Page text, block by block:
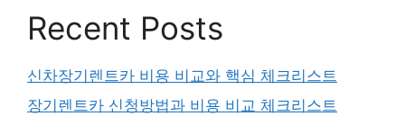
Recent Posts
신차장기렌트카 비용 비교와 핵심 체크리스트
장기렌트카 신청방법과 비용 비교 체크리스트